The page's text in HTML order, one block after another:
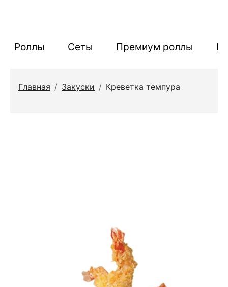
Роллы Сеты Премиум роллы
Главная / Закуски / Креветка темпура